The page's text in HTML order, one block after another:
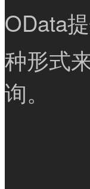
OData
种形式
询。